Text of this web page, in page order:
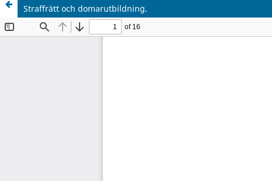
Straffrätt och domarutbildning.